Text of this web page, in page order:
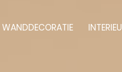
WANDDECORATIE